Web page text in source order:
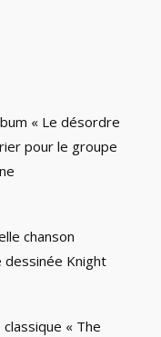
« Le désordre
pour le groupe
chanson
dessinée Knight
« The